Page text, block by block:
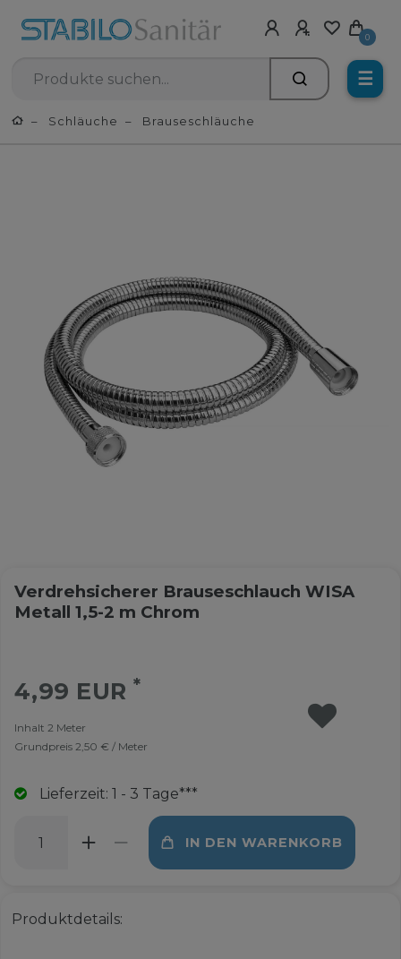
0
☰
Schläuche Brauseschläuche
Verdrehsicherer Brauseschlauch WISA
Metall 1,5-2 m Chrom
4,99 EUR*
Inhalt 2 Meter
Grundpreis 2,50 € / Meter
Lieferzeit: 1 - 3 Tage***
IN DEN WARENKORB
Produktdetails: